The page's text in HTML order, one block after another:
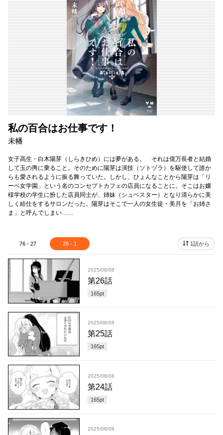
私の百合はお仕事です！
未幡
女子高生・白木陽芽（しらきひめ）には夢がある。 それは億万長者と結婚
して玉の輿に乗ること。そのために陽芽は演技（ソトヅラ）を駆使して誰か
らも愛されるように振る舞っていた。しかし、ひょんなことから陽芽は「リ
ーベ女学園」という名のコンセプトカフェの店員になることに。そこはお嬢
様学校の学生に扮した店員同士が、姉妹（シュベスター）となり清らかに美
しく給仕をするサロンだった。陽芽はそこで一人の女生徒・美月を「お姉さ
ま」と呼んでしまい……
76 - 27 26 - 1 1話から
2025/08/08
第26話
165pt
2025/08/08
第25話
165pt
2025/08/08
第24話
165pt
2025/08/08